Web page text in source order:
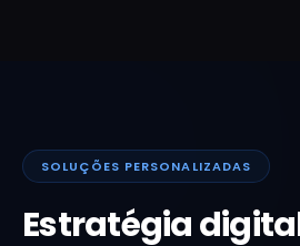
SOLUÇÕES PERSONALIZADAS
Estratégia